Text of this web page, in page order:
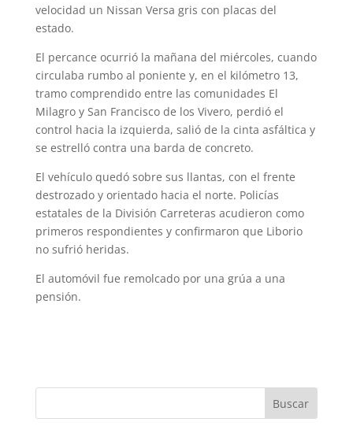
velocidad un Nissan Versa gris con placas del
estado.
El percance ocurrió la mañana del miércoles, cuando
circulaba rumbo al poniente y, en el kilómetro 13,
tramo comprendido entre las comunidades El
Milagro y San Francisco de los Vivero, perdió el
control hacia la izquierda, salió de la cinta asfáltica y
se estrelló contra una barda de concreto.
El vehículo quedó sobre sus llantas, con el frente
destrozado y orientado hacia el norte. Policías
estatales de la División Carreteras acudieron como
primeros respondientes y confirmaron que Liborio
no sufrió heridas.
El automóvil fue remolcado por una grúa a una
pensión.
Buscar